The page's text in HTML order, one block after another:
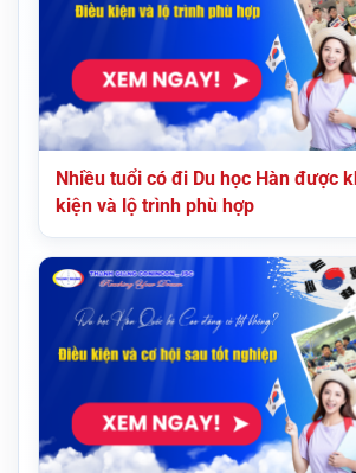
Nhiều tuổi có đi Du học Hàn được
kiện và lộ trình phù hợp